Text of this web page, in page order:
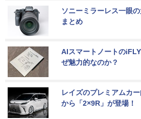
ソニーミラーレス一眼
まとめ
AIスマートノートの
ぜ魅力的なのか？
レイズのプレミアムカ
から「2×9R」が登場！